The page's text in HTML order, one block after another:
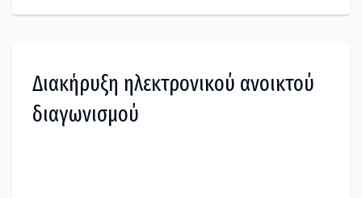
Διακήρυξη ηλεκτρονικού ανοικτού
διαγωνισμού